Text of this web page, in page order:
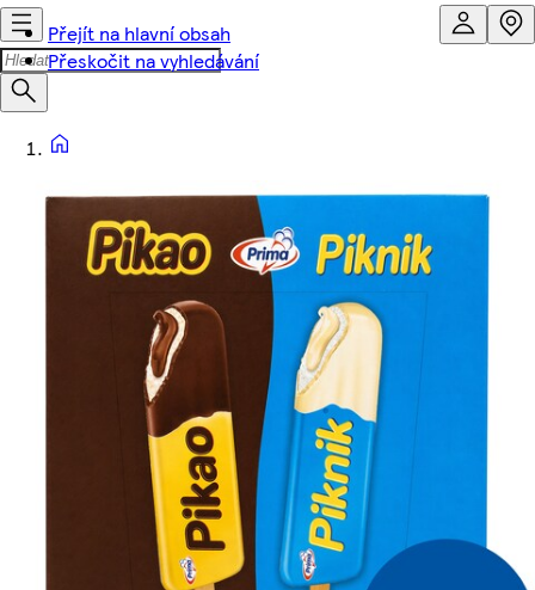
Přejít na hlavní obsah
Přeskočit na vyhledávání